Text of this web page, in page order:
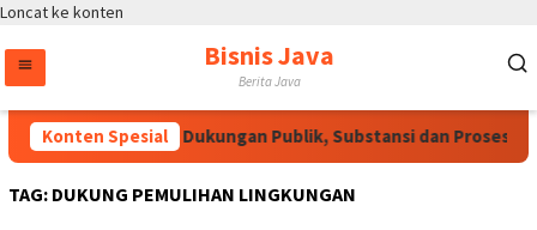
Loncat ke konten
Bisnis Java
Berita Java
Konten Spesial
RUU HAM Perlu Dukungan Publik, Substansi dan Proses
TAG: DUKUNG PEMULIHAN LINGKUNGAN